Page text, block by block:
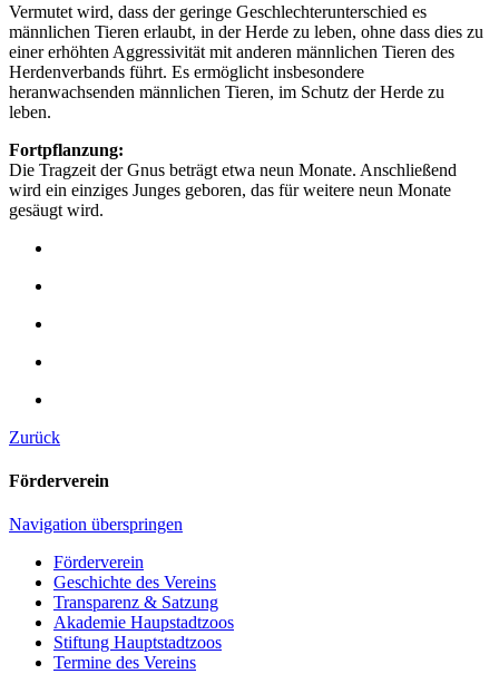
Vermutet wird, dass der geringe Geschlechterunterschied es
männlichen Tieren erlaubt, in der Herde zu leben, ohne dass dies zu
einer erhöhten Aggressivität mit anderen männlichen Tieren des
Herdenverbands führt. Es ermöglicht insbesondere
heranwachsenden männlichen Tieren, im Schutz der Herde zu
leben.
Fortpflanzung:
Die Tragzeit der Gnus beträgt etwa neun Monate. Anschließend
wird ein einziges Junges geboren, das für weitere neun Monate
gesäugt wird.
Zurück
Förderverein
Navigation überspringen
Förderverein
Geschichte des Vereins
Transparenz & Satzung
Akademie Haupstadtzoos
Stiftung Hauptstadtzoos
Termine des Vereins